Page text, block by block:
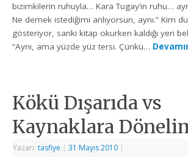
bizimkilerin ruhuyla… Kara Tugay’ın ruhu…
Ne demek istediğimi anlıyorsun, aynı.” Kim
gösteriyor, sanki kitap okurken kaldığı yeri
“Aynı, ama yüzde yüz tersi. Çünkü…
Kökü Dışarıda vs
Kaynaklara
Yazarı:tasfiye | 31 Mayıs 2010 |